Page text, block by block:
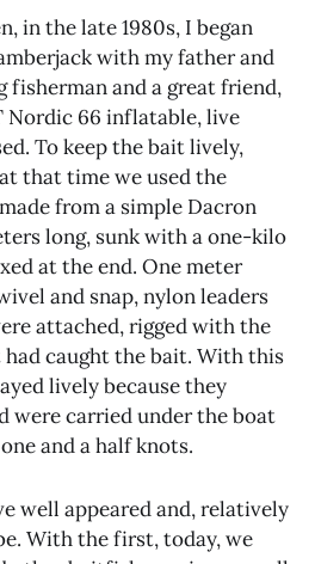
in the late 1980s, I began
with my father and
fisherman and a great friend,
Nordic 66 inflatable, live
To keep the bait lively,
that time we used the
from a simple Dacron
long, sunk with a one-kilo
at the end. One meter
and snap, nylon leaders
attached, rigged with the
caught the bait. With this
lively because they
were carried under the boat
and a half knots.
well appeared and, relatively
With the first, today, we